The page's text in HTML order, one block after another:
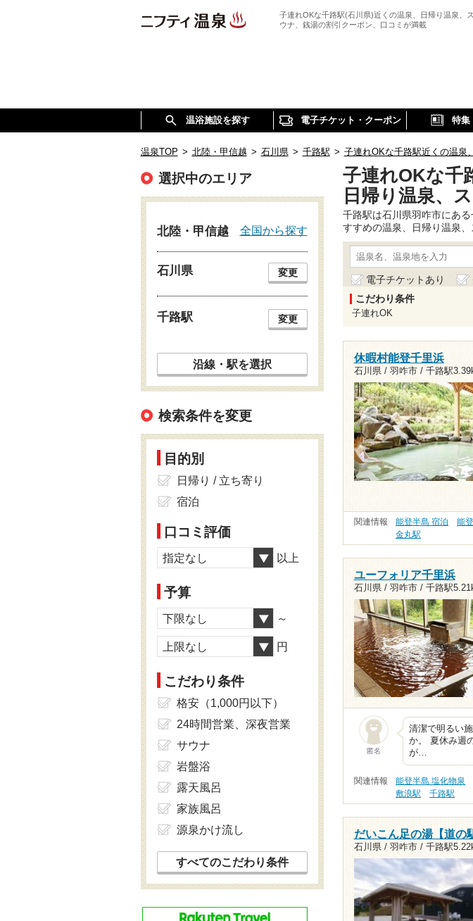
子連れOKな千路駅(石川県)近くの温泉、日帰り温泉、
ウナ、銭湯の割引クーポン、口コミが満載
温浴施設を探す 電子チケット・クーポン 特集
温泉TOP > 北陸・甲信越 > 石川県 > 千路駅 > 子連れOKな千路駅近くの温泉
子連れOKな千
日帰り温泉、
千路駅は石川県羽咋市にあ
すすめの温泉、日帰り温泉、
電子チケットあり
こだわり条件
子連れOK
休暇村能登千里浜
石川県 / 羽咋市 / 千路駅
関連情報 能登半島 宿泊 能
金丸駅
ユーフォリア千里浜
石川県 / 羽咋市 / 千路駅
匿名
清潔で明るい
か。 夏休み週
が…
関連情報 能登半島 塩化物泉
敷浪駅
千路駅
だいこん足の湯【道の
石川県 / 羽咋市 / 千路駅
選択中のエリア
北陸・甲信越 全国から探す
石川県 変更
千路駅 変更
沿線・駅を選択
検索条件を変更
目的別
日帰り / 立ち寄り
宿泊
口コミ評価
指定なし 以上
予算
下限なし ～
上限なし 円
こだわり条件
格安（1,000円以下）
24時間営業、深夜営業
サウナ
岩盤浴
露天風呂
家族風呂
源泉かけ流し
すべてのこだわり条件